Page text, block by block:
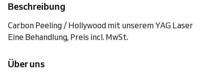
Beschreibung
Carbon Peeling / Hollywood mit unserem YAG Laser
Eine Behandlung, Preis incl. MwSt.
Über uns